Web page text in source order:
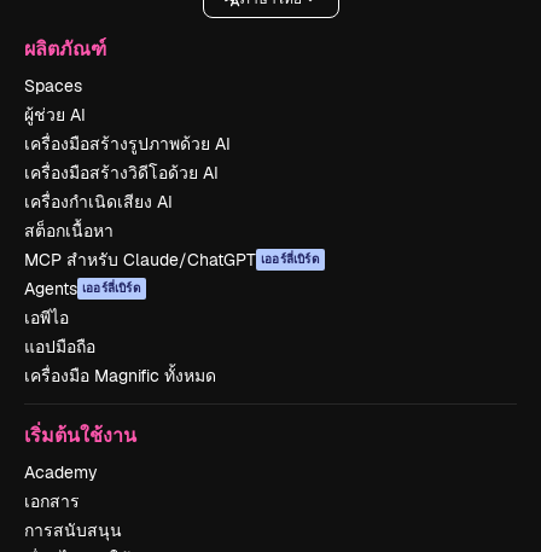
ผลิตภัณฑ์
Spaces
ผู้ช่วย AI
เครื่องมือสร้างรูปภาพด้วย AI
เครื่องมือสร้างวิดีโอด้วย AI
เครื่องกำเนิดเสียง AI
สต็อกเนื้อหา
MCP สำหรับ Claude/ChatGPT เออร์ลี่เบิร์ด
Agents เออร์ลี่เบิร์ด
เอพีไอ
แอปมือถือ
เครื่องมือ Magnific ทั้งหมด
เริ่มต้นใช้งาน
Academy
เอกสาร
การสนับสนุน